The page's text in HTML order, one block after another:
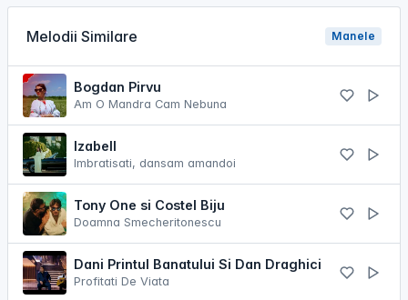
Melodii Similare Manele
Bogdan Pirvu
Am O Mandra Cam Nebuna
Izabell
Imbratisati, dansam amandoi
Tony One si Costel Biju
Doamna Smecheritonescu
Dani Printul Banatului Si Dan Draghici
Profitati De Viata